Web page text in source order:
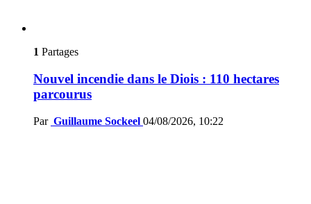
1 Partages
Nouvel incendie dans le Diois : 110 hectares
parcourus
Par Guillaume Sockeel 04/08/2026, 10:22